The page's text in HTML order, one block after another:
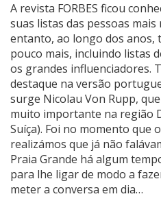
A revista FORBES ficou
suas listas das pessoas
entanto, ao longo dos anos,
pouco mais, incluindo listas
os grandes influenciadores.
destaque na versão
surge Nicolau Von Rupp,
muito importante na região
Suíça). Foi no momento que
realizámos que já não
Praia Grande há algum
para lhe ligar de modo a
meter a conversa em dia…